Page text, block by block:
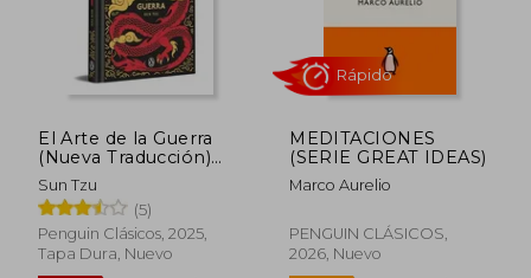
Rápido
El Arte de la Guerra
(Nueva Traducción)
(Edición Especial en
Tapa Dura)
Sun Tzu
(5)
Penguin Clásicos, 2025,
Tapa Dura, Nuevo
MEDITACIONES
(SERIE GREAT IDEAS)
Marco Aurelio
PENGUIN CLÁSICOS,
2026, Nuevo